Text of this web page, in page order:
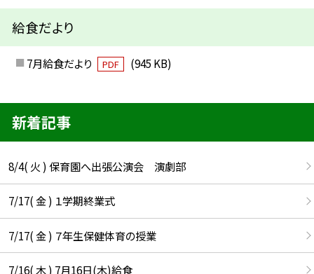
給食だより
7月給食だより PDF (945 KB)
新着記事
8/4( 火 ) 保育園へ出張公演会 演劇部
7/17( 金 ) １学期終業式
7/17( 金 ) ７年生保健体育の授業
7/16( 木 ) 7月16日(木)給食